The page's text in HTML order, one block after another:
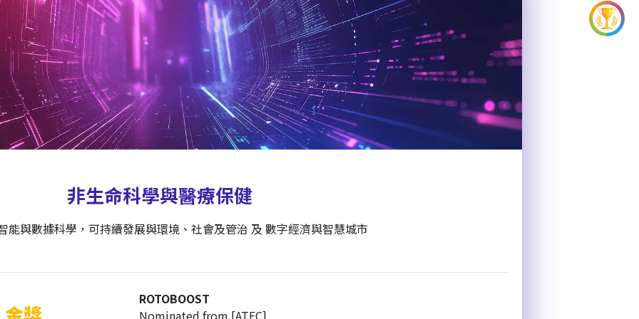
非生命科學與醫療保健
能與數據科學，可持續發展與環境、社會及管治 及 數字經濟與智慧城市
ROTOBOOST